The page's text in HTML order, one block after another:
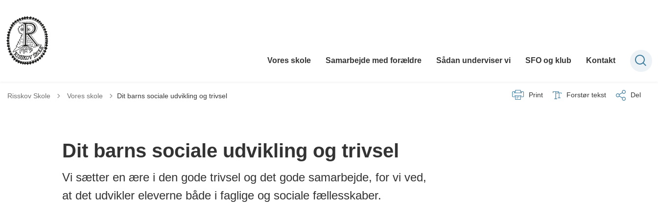
Vores skole Samarbejde med forældre Sådan underviser vi SFO og klub Kontakt
Risskov Skole Tilbage til
Vores skole Dit barns sociale udvikling og trivsel Print Forstør tekst Del
Dit barns sociale udvikling og trivsel
Vi sætter en ære i den gode trivsel og det gode samarbejde, for vi ved,
at det udvikler eleverne både i faglige og sociale fællesskaber.